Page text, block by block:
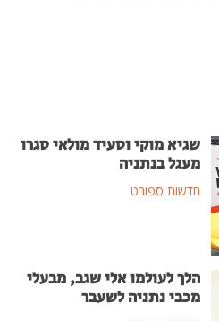
שגיא מוקי וסעיד מולאי סגרו
מעגל בנתניה
חדשות ספורט
הלך לעולמו אלי שגב, מבעלי
מכבי נתניה לשעבר